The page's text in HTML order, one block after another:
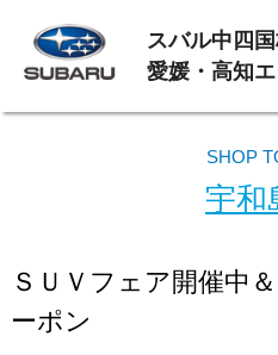
スバル中四
愛媛・高知
SHOP
宇和
ＳＵＶフェア開催中
ーポン